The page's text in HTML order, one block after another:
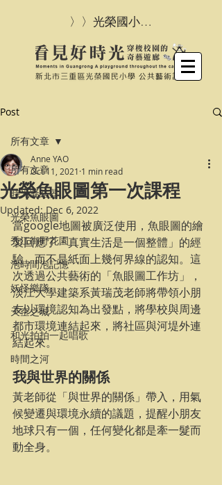
〉〉光榮國小首頁
Post
所有文章
時光凝結器
光榮魚眼圖
秀江街野花園
泡時間泡記憶
妖怪樂隊
天空之城
和光拍拍一起唱歌
時間之河
所有文章
光榮魚眼圖第一次課程
Anne YAO
Oct 11, 2021 1 min read
Updated:Dec 6, 2022
當google地圖被廣泛使用，魚眼圖的繪
製回應了「真實生活是一個整體」的經
驗，而不是紙面上幾何界線的認知。這
次透過公共藝術的「魚眼圖工作坊」，
淡江大學建築系黃瑞茂老師將帶領小朋
友以環境認知為出發點，將學校與周邊
都市環境連結起來，將社區與河堤外連
結起來。
我與世界的關係
黃老師從「與世界的關係」帶入，用氣
候變遷與環境永續的議題，提醒小朋友
地球只有一個，任何變化都是牽一髮而
動全身。